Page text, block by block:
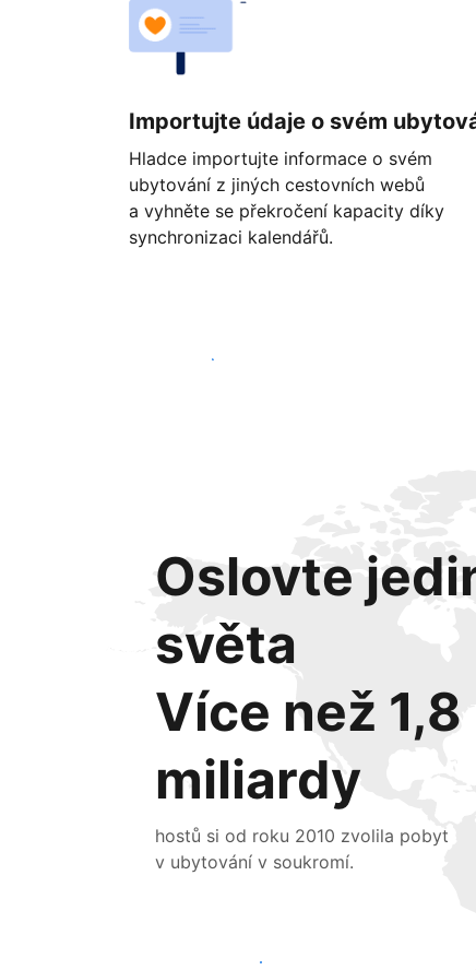
Importujte údaje o svém
Hladce importujte informace o svém
ubytování z jiných cestovních webů
a vyhněte se překročení kapacity díky
synchronizaci kalendářů.
Začít ještě dnes
Oslovte
světa
Více než 1,8
miliardy
hostů si od roku 2010 zvolila pobyt
v ubytování v soukromí.
Oslovit nové hosty už dnes